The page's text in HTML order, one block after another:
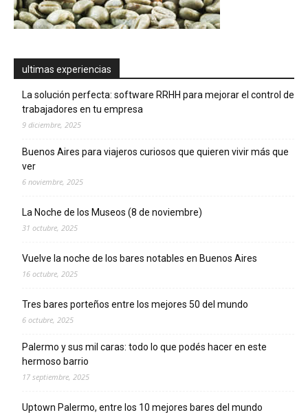
ultimas experiencias
La solución perfecta: software RRHH para mejorar el control de
trabajadores en tu empresa
9 diciembre, 2025
Buenos Aires para viajeros curiosos que quieren vivir más que
ver
6 noviembre, 2025
La Noche de los Museos (8 de noviembre)
31 octubre, 2025
Vuelve la noche de los bares notables en Buenos Aires
16 octubre, 2025
Tres bares porteños entre los mejores 50 del mundo
6 octubre, 2025
Palermo y sus mil caras: todo lo que podés hacer en este
hermoso barrio
17 septiembre, 2025
Uptown Palermo, entre los 10 mejores bares del mundo